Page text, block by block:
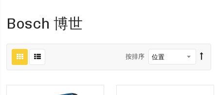
Bosch 博世
按排序